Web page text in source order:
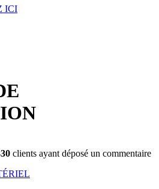
ICI
clients ayant déposé un commentaire